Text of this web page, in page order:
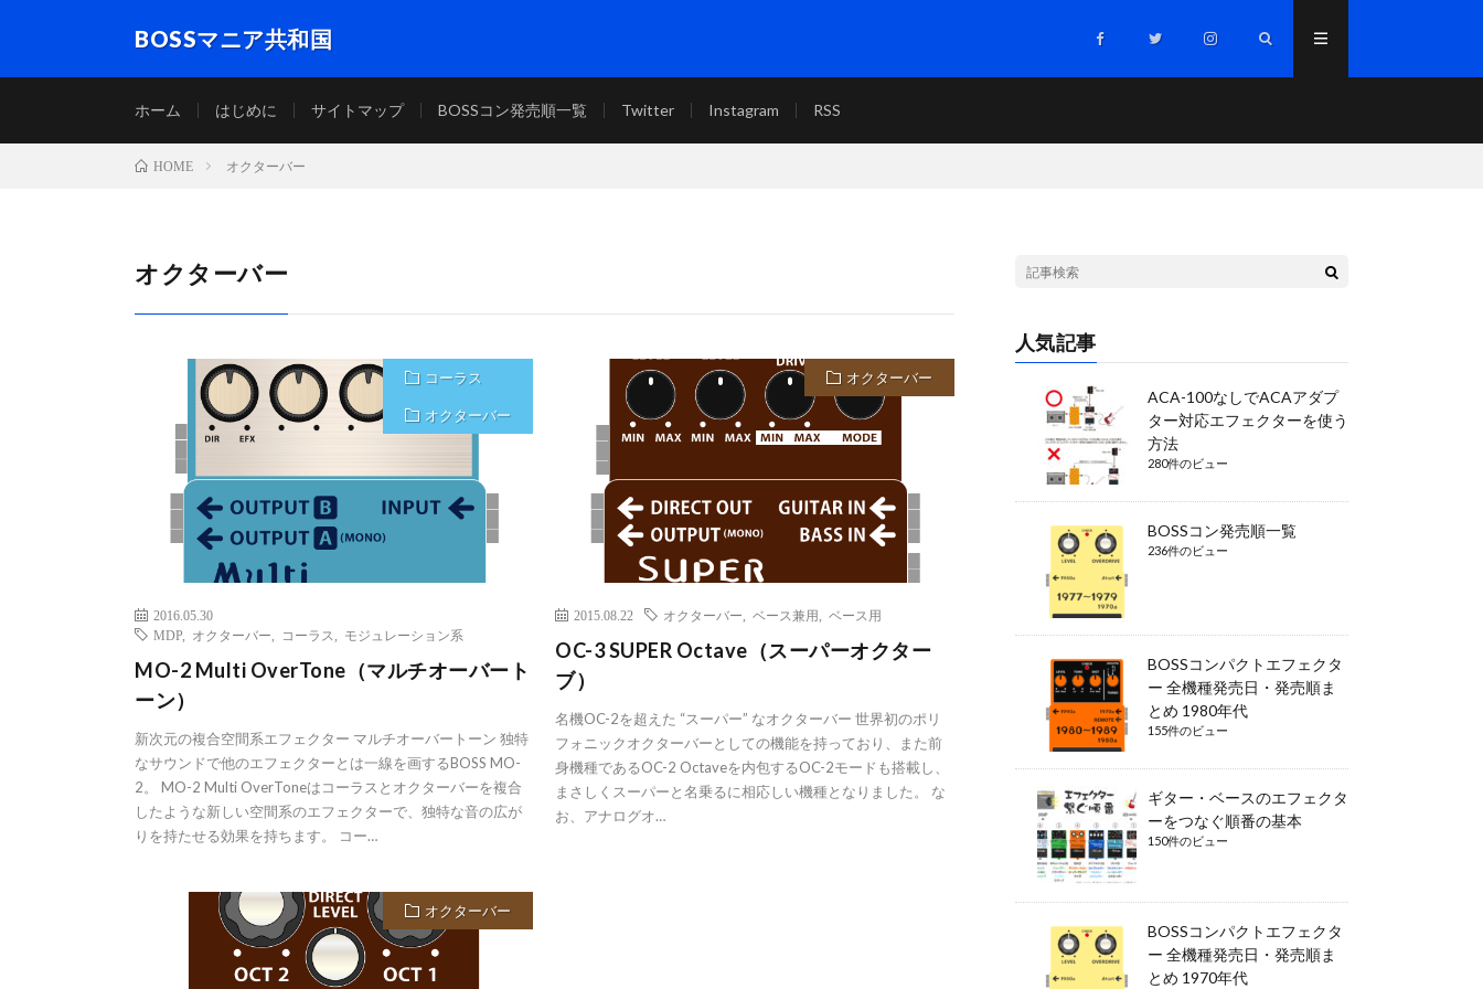
BOSSマニア共和国
ホーム はじめに サイトマップ BOSSコン発売順一覧 Twitter Instagram RSS
HOME オクターバー
オクターバー
コーラス
オクターバー
2016.05.30
MDP
オクターバー コーラス モジュレーション系
MO-2 Multi OverTone（マルチオーバート
ーン）
新次元の複合空間系エフェクター マルチオーバートーン 独特
なサウンドで他のエフェクターとは一線を画するBOSS MO-
2。 MO-2 Multi OverToneはコーラスとオクターバーを複合
したような新しい空間系のエフェクターで、独特な音の広が
りを持たせる効果を持ちます。 コー…
オクターバー
2015.08.22 オクターバー ,ベース兼用 ,ベース用
OC-3 SUPER Octave（スーパーオクター
ブ）
名機OC-2を超えた “スーパー” なオクターバー 世界初のポリ
フォニックオクターバーとしての機能を持っており、また前
身機種であるOC-2 Octaveを内包するOC-2モードも搭載し、
まさしくスーパーと名乗るに相応しい機種となりました。 な
お、アナログオ…
オクターバー
人気記事
ACA-100なしでACAアダプ
ター対応エフェクターを使う
方法
280件のビュー
BOSSコン発売順一覧
236件のビュー
BOSSコンパクトエフェクタ
ー 全機種発売日・発売順ま
とめ 1980年代
155件のビュー
ギター・ベースのエフェクタ
ーをつなぐ順番の基本
150件のビュー
BOSSコンパクトエフェクタ
ー 全機種発売日・発売順ま
とめ 1970年代